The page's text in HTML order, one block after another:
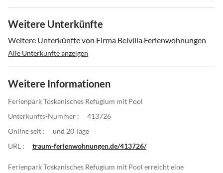
Weitere Unterkünfte
Weitere Unterkünfte von Firma Belvilla Ferienwohnungen
Alle Unterkünfte anzeigen
Weitere Informationen
Ferienpark Toskanisches Refugium mit Pool
Unterkunfts-Nummer :
413726
Online seit :
und 20 Tage
URL :
traum-ferienwohnungen.de/413726/
Ferienpark Toskanisches Refugium mit Pool erreicht eine